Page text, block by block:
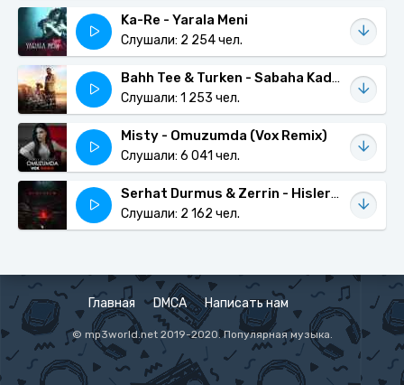
Ka-Re - Yarala Meni
Слушали: 2 254 чел.
Bahh Tee & Turken - Sabaha Kadar
Слушали: 1 253 чел.
Misty - Omuzumda (Vox Remix)
Слушали: 6 041 чел.
Serhat Durmus & Zerrin - Hislerim
Слушали: 2 162 чел.
Главная DMCA Написать нам
© mp3world.net 2019-2020. Популярная музыка.